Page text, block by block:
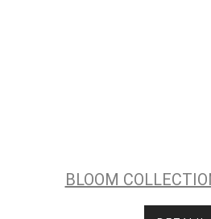
BLOOM